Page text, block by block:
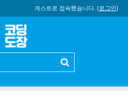
게스트로 접속했습니다. (로그인)